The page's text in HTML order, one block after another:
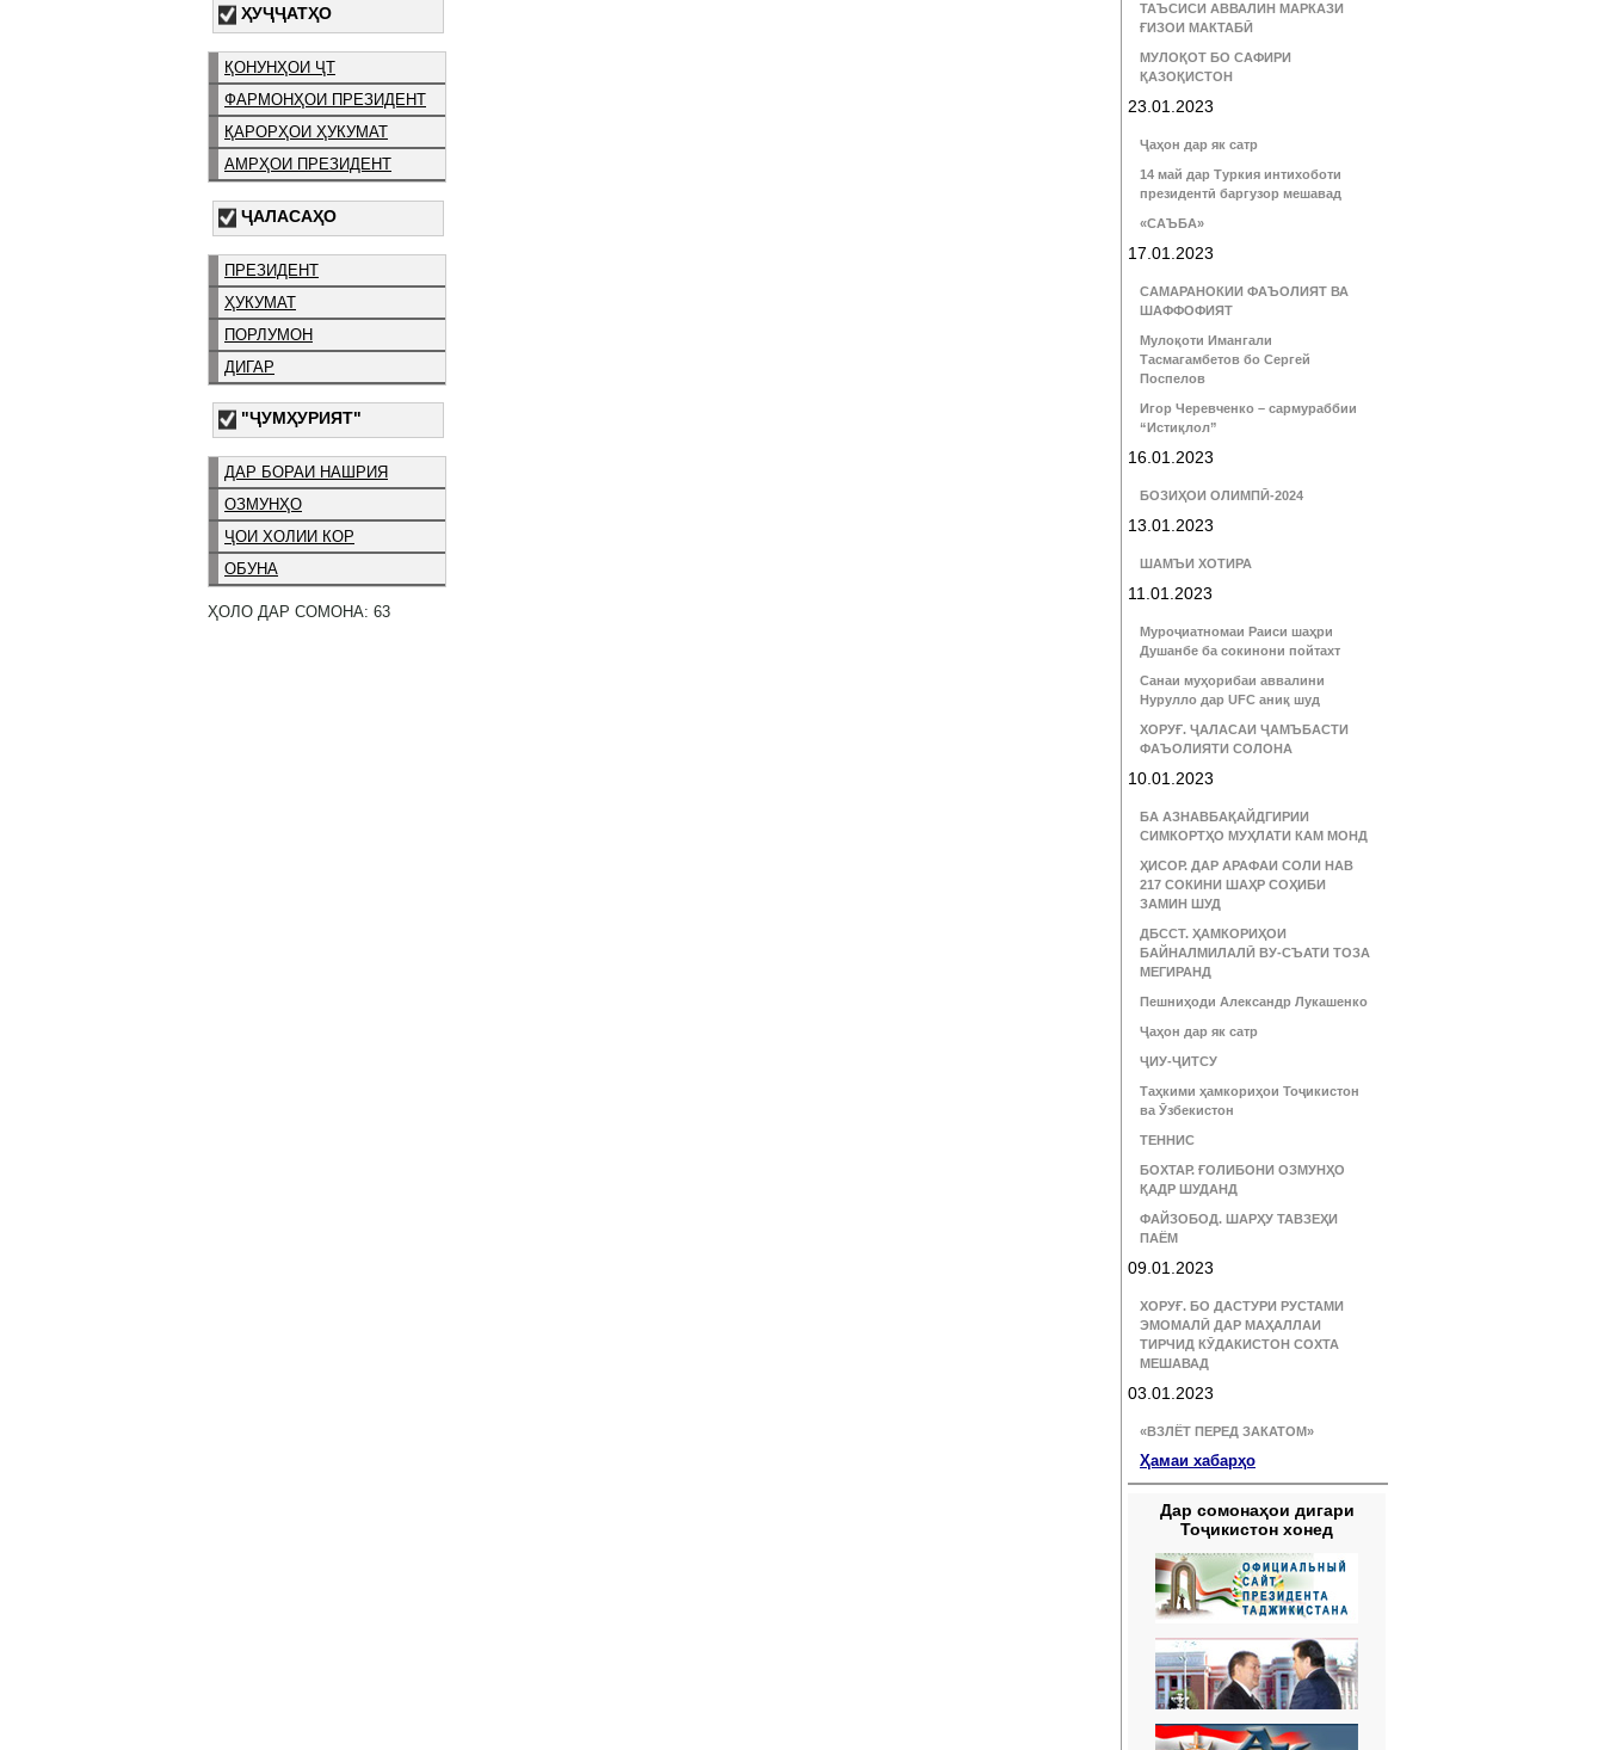
ҲУҶҶАТҲО
ҚОНУНҲОИ ҶТ
ФАРМОНҲОИ ПРЕЗИДЕНТ
ҚАРОРҲОИ ҲУКУМАТ
АМРҲОИ ПРЕЗИДЕНТ
ҶАЛАСАҲО
ПРЕЗИДЕНТ
ҲУКУМАТ
ПОРЛУМОН
ДИГАР
"ҶУМҲУРИЯТ"
ДАР БОРАИ НАШРИЯ
ОЗМУНҲО
ҶОИ ХОЛИИ КОР
ОБУНА
ҲОЛО ДАР СОМОНА: 63
ТАЪСИСИ АВВАЛИН МАРКАЗИ
ҒИЗОИ МАКТАБӢ
МУЛОҚОТ БО САФИРИ
ҚАЗОҚИСТОН
23.01.2023
Ҷаҳон дар як сатр
14 май дар Туркия интихоботи
президентӣ баргузор мешавад
«САЪБА»
17.01.2023
САМАРАНОКИИ ФАЪОЛИЯТ ВА
ШАФФОФИЯТ
Мулоқоти Имангали
Тасмагамбетов бо Сергей
Поспелов
Игор Черевченко – сармураббии
“Истиқлол”
16.01.2023
БОЗИҲОИ ОЛИМПӢ-2024
13.01.2023
ШАМЪИ ХОТИРА
11.01.2023
Муроҷиатномаи Раиси шаҳри
Душанбе ба сокинони пойтахт
Санаи муҳорибаи аввалини
Нурулло дар UFC аниқ шуд
ХОРУҒ. ҶАЛАСАИ ҶАМЪБАСТИ
ФАЪОЛИЯТИ СОЛОНА
10.01.2023
БА АЗНАВБАҚАЙДГИРИИ
СИМКОРТҲО МУҲЛАТИ КАМ МОНД
ҲИСОР. ДАР АРАФАИ СОЛИ НАВ
217 СОКИНИ ШАҲР СОҲИБИ
ЗАМИН ШУД
ДБССТ. ҲАМКОРИҲОИ
БАЙНАЛМИЛАЛӢ ВУ-СЪАТИ ТОЗА
МЕГИРАНД
Пешниҳоди Александр Лукашенко
Ҷаҳон дар як сатр
ҶИУ-ҶИТСУ
Таҳкими ҳамкориҳои Тоҷикистон
ва Ӯзбекистон
ТЕННИС
БОХТАР. ҒОЛИБОНИ ОЗМУНҲО
ҚАДР ШУДАНД
ФАЙЗОБОД. ШАРҲУ ТАВЗЕҲИ
ПАЁМ
09.01.2023
ХОРУҒ. БО ДАСТУРИ РУСТАМИ
ЭМОМАЛӢ ДАР МАҲАЛЛАИ
ТИРЧИД КӮДАКИСТОН СОХТА
МЕШАВАД
03.01.2023
«ВЗЛЁТ ПЕРЕД ЗАКАТОМ»
Ҳамаи хабарҳо
Дар сомонаҳои дигари
Тоҷикистон хонед